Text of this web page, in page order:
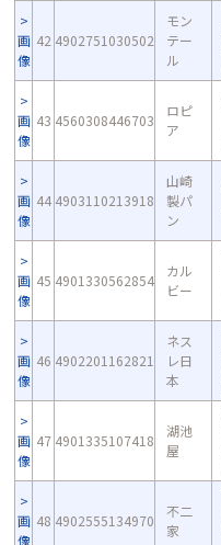
画
像
42 4902751030502
モン
テー
ル
画
像
43 4560308446703
ロピ
ア
画
像
44 4903110213918
山崎
製パ
ン
画
像
45 4901330562854
カル
ビー
画
像
46 4902201162821
ネス
レ日
本
画
像
47 4901335107418
湖池
屋
画
像
48 4902555134970
不二
家